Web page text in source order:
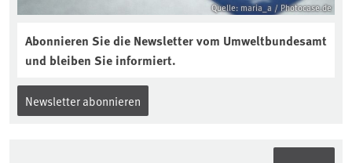
Quelle: maria_a / Photocase.de
Abonnieren Sie die Newsletter vom Umweltbundesamt
und bleiben Sie informiert.
Newsletter abonnieren